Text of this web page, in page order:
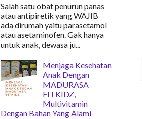
Salah satu obat penurun panas
atau antipiretik yang WAJIB
ada dirumah yaitu parasetamol
atau asetaminofen. Gak hanya
untuk anak, dewasa ju...
Menjaga Kesehatan
Anak Dengan
MADURASA
FITKIDZ,
Multivitamin
Dengan Bahan Yang Alami